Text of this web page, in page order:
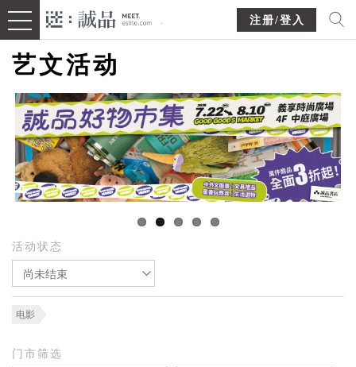
注册/登入
艺文活动
活动状态
尚未结束
电影
门市筛选